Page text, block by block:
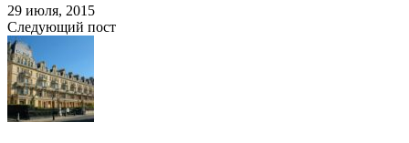
29 июля, 2015
Следующий пост